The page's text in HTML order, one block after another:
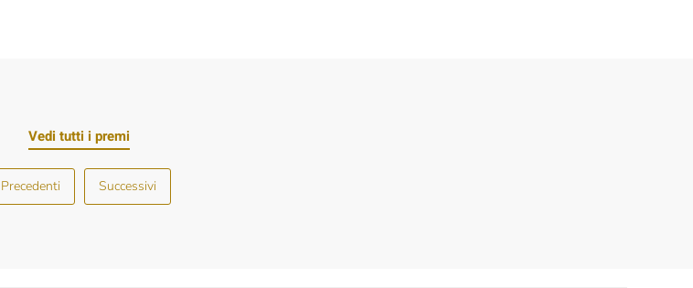
Vedi tutti i premi
Precedenti Successivi